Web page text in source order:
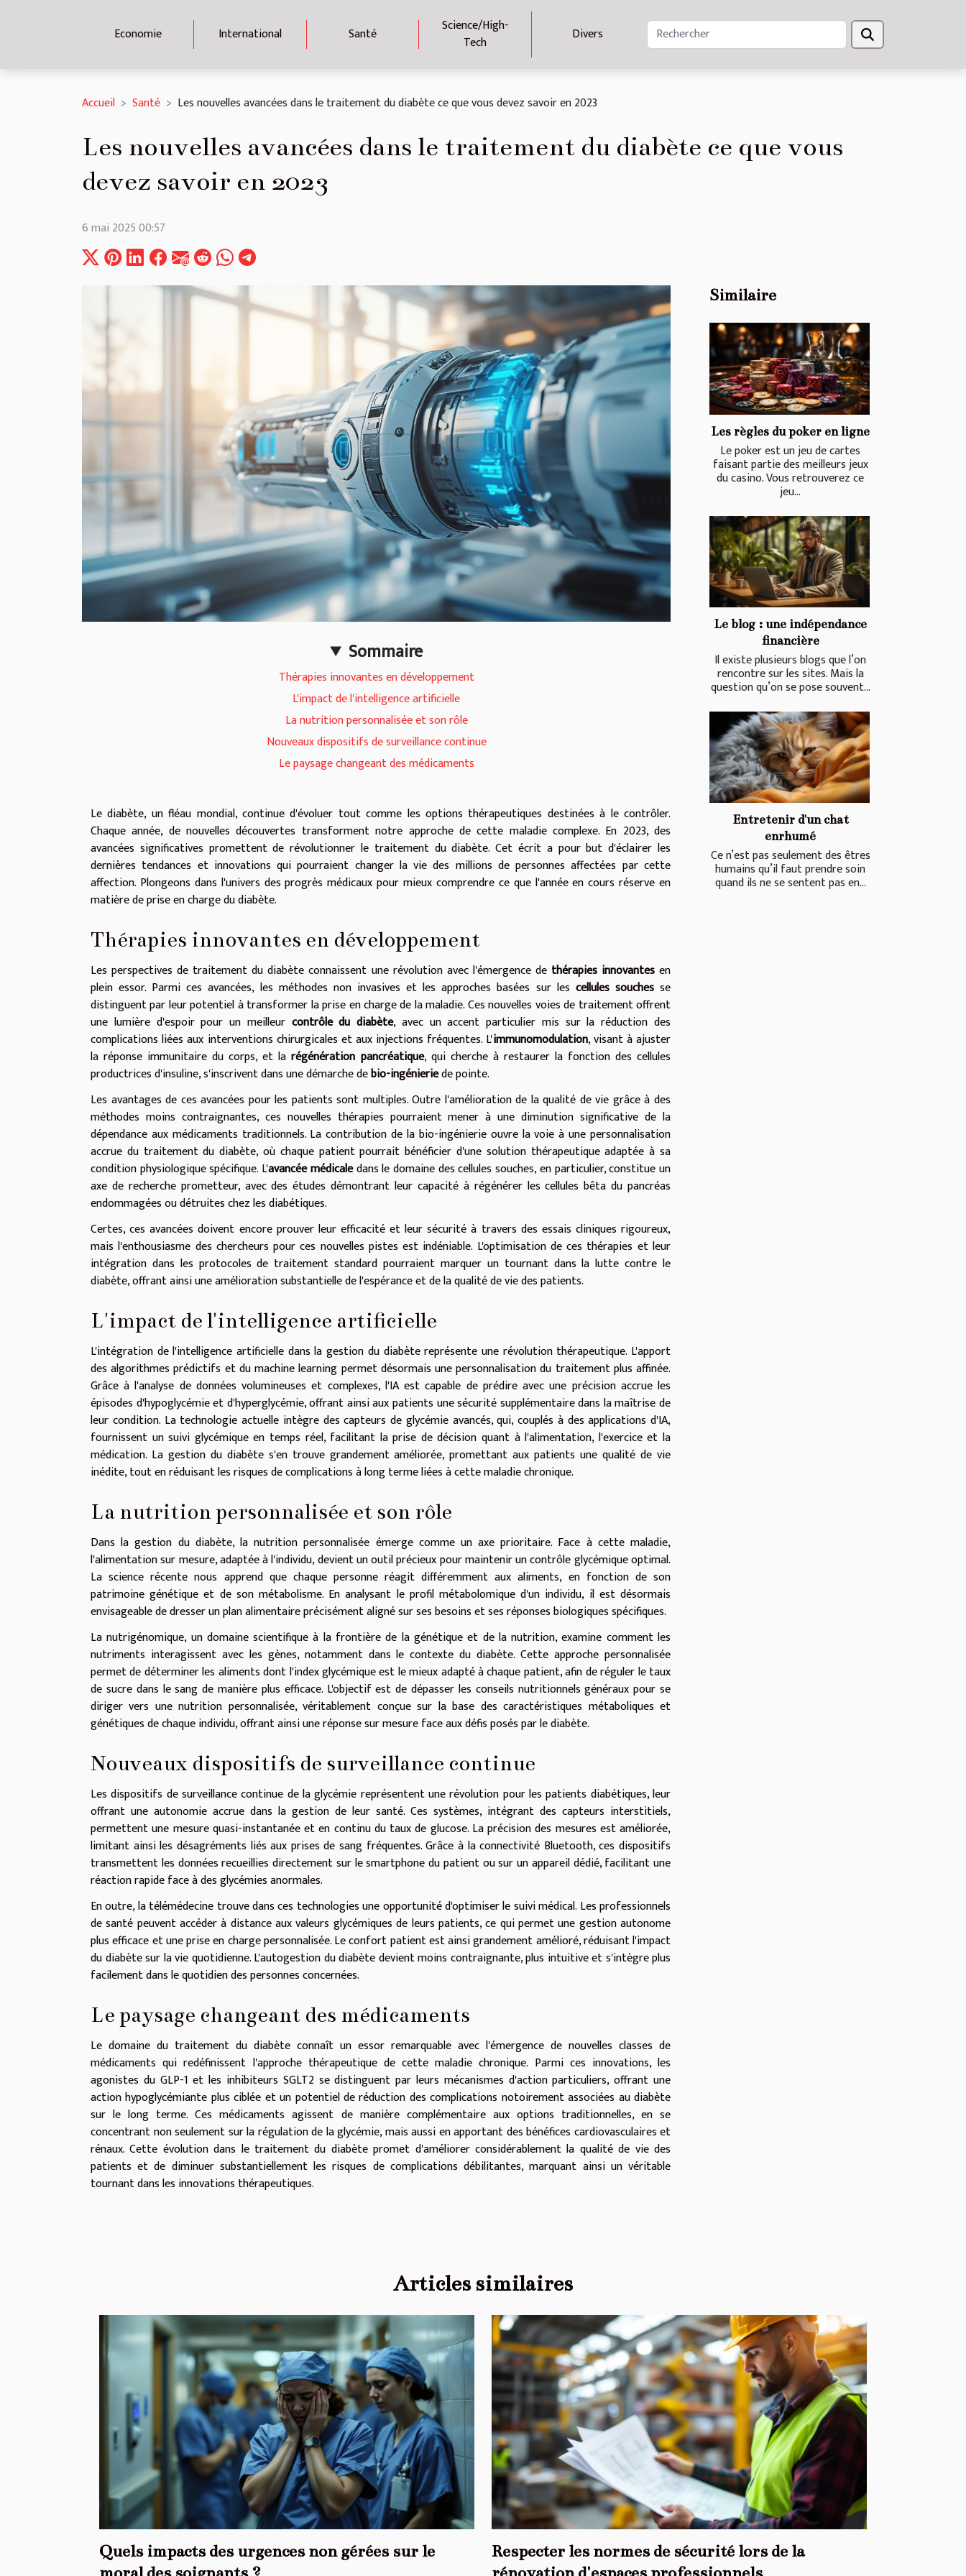
Economie International Santé
Science/High-
Tech
Divers
Accueil Santé Les nouvelles avancées dans le traitement du diabète ce que vous devez savoir en 2023
Les nouvelles avancées dans le traitement du diabète ce que vous
devez savoir en 2023
6 mai 2025 00:57
Sommaire
Thérapies innovantes en développement
L'impact de l'intelligence artificielle
La nutrition personnalisée et son rôle
Nouveaux dispositifs de surveillance continue
Le paysage changeant des médicaments
Le diabète, un fléau mondial, continue d'évoluer tout comme les options thérapeutiques destinées à le contrôler.
Chaque année, de nouvelles découvertes transforment notre approche de cette maladie complexe. En 2023, des
avancées significatives promettent de révolutionner le traitement du diabète. Cet écrit a pour but d'éclairer les
dernières tendances et innovations qui pourraient changer la vie des millions de personnes affectées par cette
affection. Plongeons dans l'univers des progrès médicaux pour mieux comprendre ce que l'année en cours réserve en
matière de prise en charge du diabète.
Thérapies innovantes en développement
Les perspectives de traitement du diabète connaissent une révolution avec l'émergence de thérapies innovantesen
plein essor. Parmi ces avancées, les méthodes non invasives et les approches basées sur les cellules souchesse
distinguent par leur potentiel à transformer la prise en charge de la maladie. Ces nouvelles voies de traitement offrent
une lumière d'espoir pour un meilleur contrôle du diabète, avec un accent particulier mis sur la réduction des
complications liées aux interventions chirurgicales et aux injections fréquentes. L'immunomodulation, visant à ajuster
la réponse immunitaire du corps, et larégénération pancréatique, qui cherche à restaurer la fonction des cellules
productrices d'insuline, s'inscrivent dans une démarche debio-ingénieriede pointe.
Les avantages de ces avancées pour les patients sont multiples. Outre l'amélioration de la qualité de vie grâce à des
méthodes moins contraignantes, ces nouvelles thérapies pourraient mener à une diminution significative de la
dépendance aux médicaments traditionnels. La contribution de la bio-ingénierie ouvre la voie à une personnalisation
accrue du traitement du diabète, où chaque patient pourrait bénéficier d'une solution thérapeutique adaptée à sa
condition physiologique spécifique. L'avancée médicaledans le domaine des cellules souches, en particulier, constitue un
axe de recherche prometteur, avec des études démontrant leur capacité à régénérer les cellules bêta du pancréas
endommagées ou détruites chez les diabétiques.
Certes, ces avancées doivent encore prouver leur efficacité et leur sécurité à travers des essais cliniques rigoureux,
mais l'enthousiasme des chercheurs pour ces nouvelles pistes est indéniable. L'optimisation de ces thérapies et leur
intégration dans les protocoles de traitement standard pourraient marquer un tournant dans la lutte contre le
diabète, offrant ainsi une amélioration substantielle de l'espérance et de la qualité de vie des patients.
L'impact de l'intelligence artificielle
L'intégration de l'intelligence artificielle dans la gestion du diabète représente une révolution thérapeutique. L'apport
des algorithmes prédictifs et du machine learning permet désormais une personnalisation du traitement plus affinée.
Grâce à l'analyse de données volumineuses et complexes, l'IA est capable de prédire avec une précision accrue les
épisodes d'hypoglycémie et d'hyperglycémie, offrant ainsi aux patients une sécurité supplémentaire dans la maîtrise de
leur condition. La technologie actuelle intègre des capteurs de glycémie avancés, qui, couplés à des applications d'IA,
fournissent un suivi glycémique en temps réel, facilitant la prise de décision quant à l'alimentation, l'exercice et la
médication. La gestion du diabète s'en trouve grandement améliorée, promettant aux patients une qualité de vie
inédite, tout en réduisant les risques de complications à long terme liées à cette maladie chronique.
La nutrition personnalisée et son rôle
Dans la gestion du diabète, la nutrition personnalisée émerge comme un axe prioritaire. Face à cette maladie,
l'alimentation sur mesure, adaptée à l'individu, devient un outil précieux pour maintenir un contrôle glycémique optimal.
La science récente nous apprend que chaque personne réagit différemment aux aliments, en fonction de son
patrimoine génétique et de son métabolisme. En analysant le profil métabolomique d'un individu, il est désormais
envisageable de dresser un plan alimentaire précisément aligné sur ses besoins et ses réponses biologiques spécifiques.
La nutrigénomique, un domaine scientifique à la frontière de la génétique et de la nutrition, examine comment les
nutriments interagissent avec les gènes, notamment dans le contexte du diabète. Cette approche personnalisée
permet de déterminer les aliments dont l'index glycémique est le mieux adapté à chaque patient, afin de réguler le taux
de sucre dans le sang de manière plus efficace. L'objectif est de dépasser les conseils nutritionnels généraux pour se
diriger vers une nutrition personnalisée, véritablement conçue sur la base des caractéristiques métaboliques et
génétiques de chaque individu, offrant ainsi une réponse sur mesure face aux défis posés par le diabète.
Nouveaux dispositifs de surveillance continue
Les dispositifs de surveillance continue de la glycémie représentent une révolution pour les patients diabétiques, leur
offrant une autonomie accrue dans la gestion de leur santé. Ces systèmes, intégrant des capteurs interstitiels,
permettent une mesure quasi-instantanée et en continu du taux de glucose. La précision des mesures est améliorée,
limitant ainsi les désagréments liés aux prises de sang fréquentes. Grâce à la connectivité Bluetooth, ces dispositifs
transmettent les données recueillies directement sur le smartphone du patient ou sur un appareil dédié, facilitant une
réaction rapide face à des glycémies anormales.
En outre, la télémédecine trouve dans ces technologies une opportunité d'optimiser le suivi médical. Les professionnels
de santé peuvent accéder à distance aux valeurs glycémiques de leurs patients, ce qui permet une gestion autonome
plus efficace et une prise en charge personnalisée. Le confort patient est ainsi grandement amélioré, réduisant l'impact
du diabète sur la vie quotidienne. L'autogestion du diabète devient moins contraignante, plus intuitive et s'intègre plus
facilement dans le quotidien des personnes concernées.
Le paysage changeant des médicaments
Le domaine du traitement du diabète connaît un essor remarquable avec l'émergence de nouvelles classes de
médicaments qui redéfinissent l'approche thérapeutique de cette maladie chronique. Parmi ces innovations, les
agonistes du GLP-1 et les inhibiteurs SGLT2 se distinguent par leurs mécanismes d'action particuliers, offrant une
action hypoglycémiante plus ciblée et un potentiel de réduction des complications notoirement associées au diabète
sur le long terme. Ces médicaments agissent de manière complémentaire aux options traditionnelles, en se
concentrant non seulement sur la régulation de la glycémie, mais aussi en apportant des bénéfices cardiovasculaires et
rénaux. Cette évolution dans le traitement du diabète promet d'améliorer considérablement la qualité de vie des
patients et de diminuer substantiellement les risques de complications débilitantes, marquant ainsi un véritable
tournant dans les innovations thérapeutiques.
Similaire
Les règles du poker en ligne
Le poker est un jeu de cartes
faisant partie des meilleurs jeux
du casino. Vous retrouverez ce
jeu...
Le blog : une indépendance
financière
Il existe plusieurs blogs que l’on
rencontre sur les sites. Mais la
question qu’on se pose souvent...
Entretenir d'un chat
enrhumé
Ce n’est pas seulement des êtres
humains qu’il faut prendre soin
quand ils ne se sentent pas en...
Articles similaires
Quels impacts des urgences non gérées sur le
Respecter les normes de sécurité lors de la